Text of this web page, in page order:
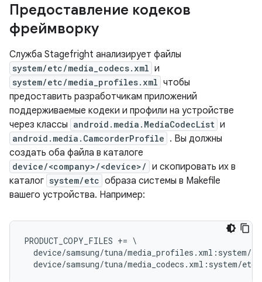
Предоставление кодеков
фреймворку
Служба Stagefright анализирует файлы
system/etc/media_codecs.xml и
system/etc/media_profiles.xml чтобы
предоставить разработчикам приложений
поддерживаемые кодеки и профили на устройстве
через классы android.media.MediaCodecList и
android.media.CamcorderProfile . Вы должны
создать оба файла в каталоге
device/<company>/<device>/ и скопировать их в
каталог system/etc образа системы в Makefile
вашего устройства. Например:
PRODUCT_COPY_FILES += \
device/samsung/tuna/media_profiles.xml:system/